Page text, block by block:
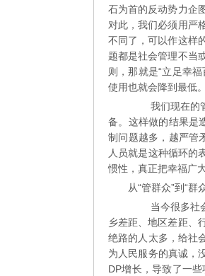
石为首的反动势力企
对此，我们必须用严
不同了，可以作这样
题都是社会管理不当
则，那就是“立足幸
使用也就会降到最低。
我们现在的管
备。这样做的结果是
制问题越多，越严管
人员就是这种循环的
惯性，真正把幸福广
从“管群众”到“群
当今很多社会
乡差距、地区差距、
绝路的人太多，给社
为人民服务的真诚，
DP增长，导致了一